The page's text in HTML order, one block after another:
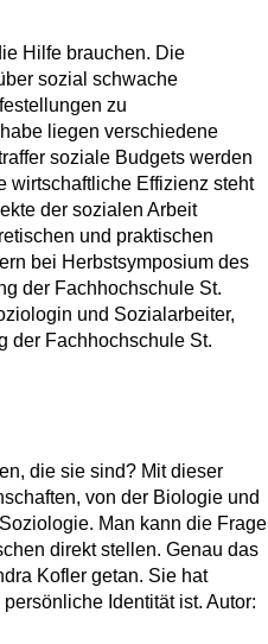
Hilfe brauchen. Die
sozial schwache
zu
liegen verschiedene
soziale Budgets werden
wirtschaftliche Effizienz steht
der sozialen Arbeit
und praktischen
bei Herbstsymposium des
der Fachhochschule St.
und Sozialarbeiter,
der Fachhochschule St.
die sie sind? Mit dieser
von der Biologie und
Man kann die Frage
direkt stellen. Genau das
Kofler getan. Sie hat
Identität ist. Autor: